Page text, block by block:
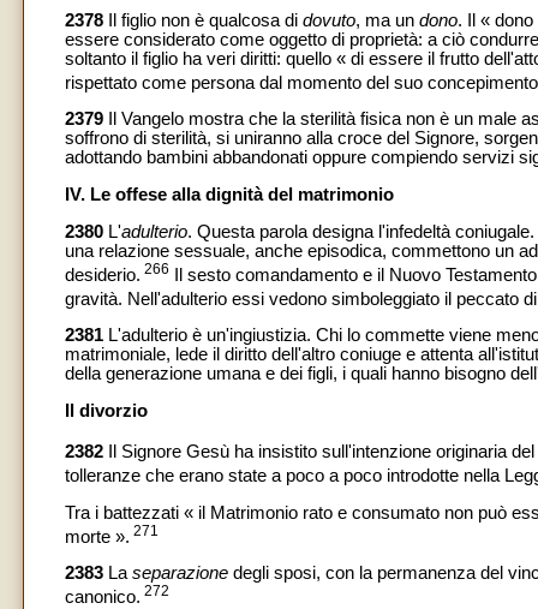
2378 Il figlio non è qualcosa di dovuto, ma un dono. Il «
essere considerato come oggetto di proprietà: a ciò
soltanto il figlio ha veri diritti: quello « di essere il frutto
rispettato come persona dal momento del suo
2379 Il Vangelo mostra che la sterilità fisica non è un male
soffrono di sterilità, si uniranno alla croce del Signore,
adottando bambini abbandonati oppure compiendo servizi
IV. Le offese alla dignità del matrimonio
2380 L'adulterio. Questa parola designa l'infedeltà
una relazione sessuale, anche episodica, commettono un
desiderio. 266 Il sesto comandamento e il Nuovo
gravità. Nell'adulterio essi vedono simboleggiato il peccato
2381 L'adulterio è un'ingiustizia. Chi lo commette viene
matrimoniale, lede il diritto dell'altro coniuge e attenta
della generazione umana e dei figli, i quali hanno bisogno
Il divorzio
2382 Il Signore Gesù ha insistito sull'intenzione originaria
tolleranze che erano state a poco a poco introdotte nella
Tra i battezzati « il Matrimonio rato e consumato non può
morte ». 271
2383 Laseparazione degli sposi, con la permanenza del
canonico. 272